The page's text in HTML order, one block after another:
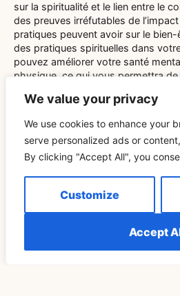
We value your privacy
We use cookies to enhance your
serve personalized ads or
By clicking "Accept All", you
Customize
Accept
sur la spiritualité et le lien entre le
des preuves irréfutables de
pratiques peuvent avoir sur le
des pratiques spirituelles dans
pouvez améliorer votre santé
physique, ce qui vous permettra
méditation, la prière, la pleine
l’esprit peut ouvrir la voie à une
vous-même et à un sentiment
votre vie.